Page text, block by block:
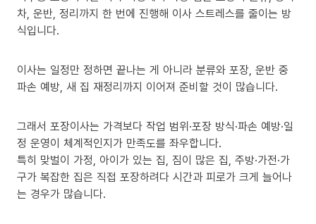
차, 운반, 정리까지 한 번에 진행해 이사 스트레스를 줄이는 방
식입니다.
이사는 일정만 정하면 끝나는 게 아니라 분류와 포장, 운반 중
파손 예방, 새 집 재정리까지 이어져 준비할 것이 많습니다.
그래서 포장이사는 가격보다 작업 범위·포장 방식·파손 예방·일
정 운영이 체계적인지가 만족도를 좌우합니다.
특히 맞벌이 가정, 아이가 있는 집, 짐이 많은 집, 주방·가전·가
구가 복잡한 집은 직접 포장하려다 시간과 피로가 크게 늘어나
는 경우가 많습니다.